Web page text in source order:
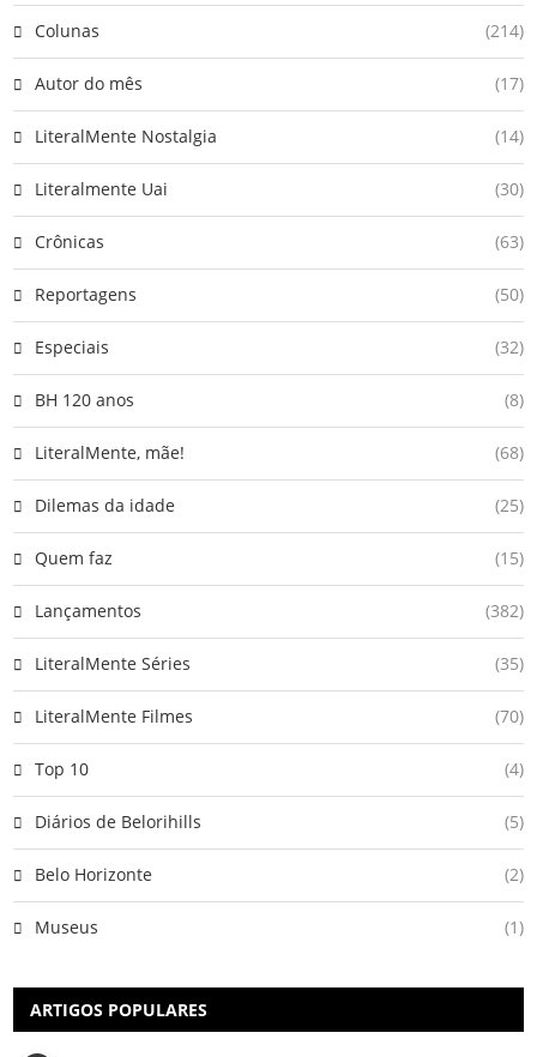
Colunas (214)
Autor do mês (17)
LiteralMente Nostalgia (14)
Literalmente Uai (30)
Crônicas (63)
Reportagens (50)
Especiais (32)
BH 120 anos (8)
LiteralMente, mãe! (68)
Dilemas da idade (25)
Quem faz (15)
Lançamentos (382)
LiteralMente Séries (35)
LiteralMente Filmes (70)
Top 10 (4)
Diários de Belorihills (5)
Belo Horizonte (2)
Museus (1)
ARTIGOS POPULARES